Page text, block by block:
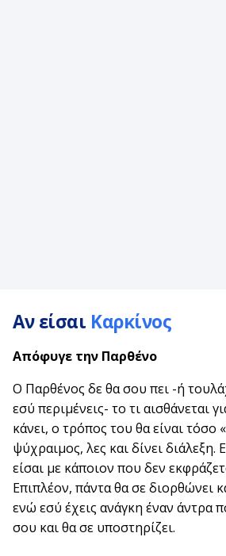
Αν είσαι Καρκίνος
Απόφυγε την Παρθένο
Ο Παρθένος δε θα σου πει -ή
εσύ περιμένεις- το τι αισθάνεται
κάνει, ο τρόπος του θα είναι τόσο
ψύχραιμος, λες και δίνει διάλεξη.
είσαι με κάποιον που δεν
Επιπλέον, πάντα θα σε διορθώνει
ενώ εσύ έχεις ανάγκη έναν άντρα
σου και θα σε υποστηρίζει.